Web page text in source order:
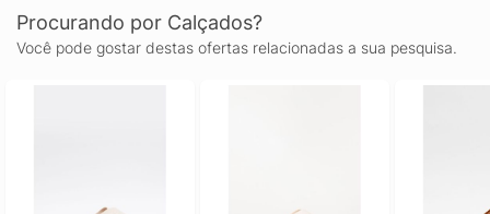
Procurando por Calçados?
Você pode gostar destas ofertas relacionadas a sua pesquisa.